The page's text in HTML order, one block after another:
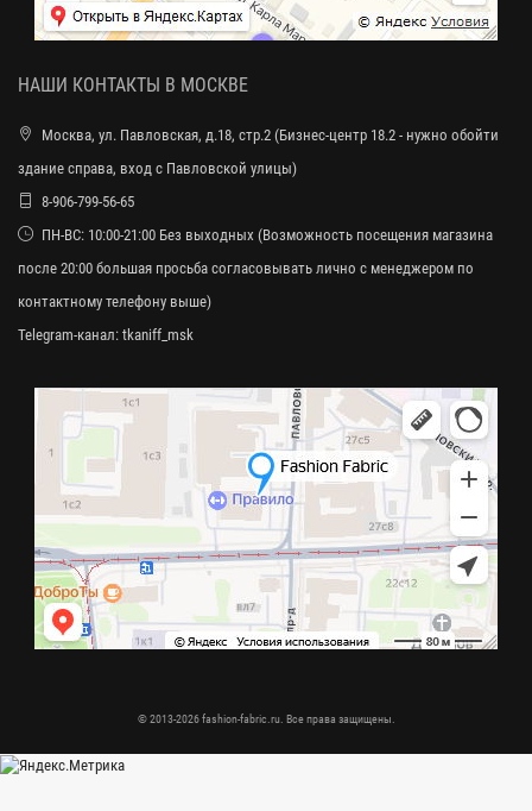
НАШИ КОНТАКТЫ В МОСКВЕ
Москва, ул. Павловская, д.18, стр.2 (Бизнес-центр 18.2 - нужно обойти
здание справа, вход с Павловской улицы)
8-906-799-56-65
ПН-ВС: 10:00-21:00 Без выходных (Возможность посещения магазина
после 20:00 большая просьба согласовывать лично с менеджером по
контактному телефону выше)
Telegram-канал: tkaniff_msk
© 2013-2026 fashion-fabric.ru. Все права защищены.